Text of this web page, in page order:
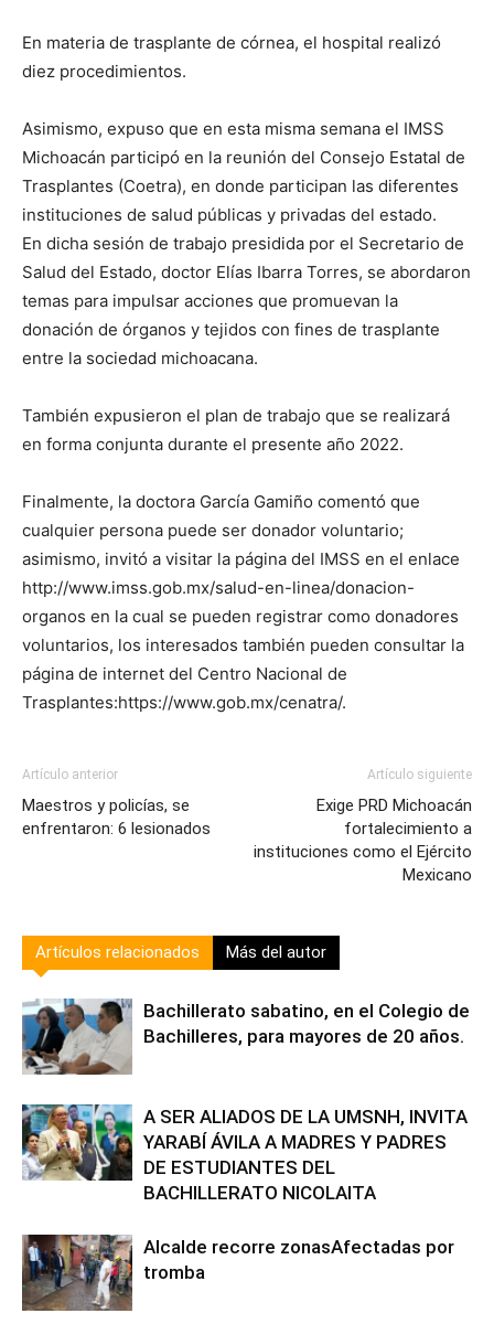
En materia de trasplante de córnea, el hospital realizó
diez procedimientos.
Asimismo, expuso que en esta misma semana el IMSS
Michoacán participó en la reunión del Consejo Estatal de
Trasplantes (Coetra), en donde participan las diferentes
instituciones de salud públicas y privadas del estado.
En dicha sesión de trabajo presidida por el Secretario de
Salud del Estado, doctor Elías Ibarra Torres, se abordaron
temas para impulsar acciones que promuevan la
donación de órganos y tejidos con fines de trasplante
entre la sociedad michoacana.
También expusieron el plan de trabajo que se realizará
en forma conjunta durante el presente año 2022.
Finalmente, la doctora García Gamiño comentó que
cualquier persona puede ser donador voluntario;
asimismo, invitó a visitar la página del IMSS en el enlace
http://www.imss.gob.mx/salud-en-linea/donacion-
organos en la cual se pueden registrar como donadores
voluntarios, los interesados también pueden consultar la
página de internet del Centro Nacional de
Trasplantes:https://www.gob.mx/cenatra/.
Artículo anterior
Maestros y policías, se
enfrentaron: 6 lesionados
Artículo siguiente
Exige PRD Michoacán
fortalecimiento a
instituciones como el Ejército
Mexicano
Artículos relacionados Más del autor
Bachillerato sabatino, en el Colegio de
Bachilleres, para mayores de 20 años.
A SER ALIADOS DE LA UMSNH, INVITA
YARABÍ ÁVILA A MADRES Y PADRES
DE ESTUDIANTES DEL
BACHILLERATO NICOLAITA
Alcalde recorre zonasAfectadas por
tromba